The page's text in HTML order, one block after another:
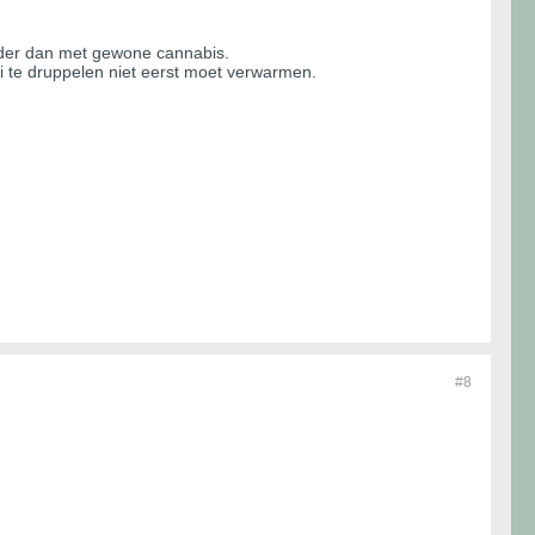
dan met gewone cannabis.
druppelen niet eerst moet verwarmen.
#8